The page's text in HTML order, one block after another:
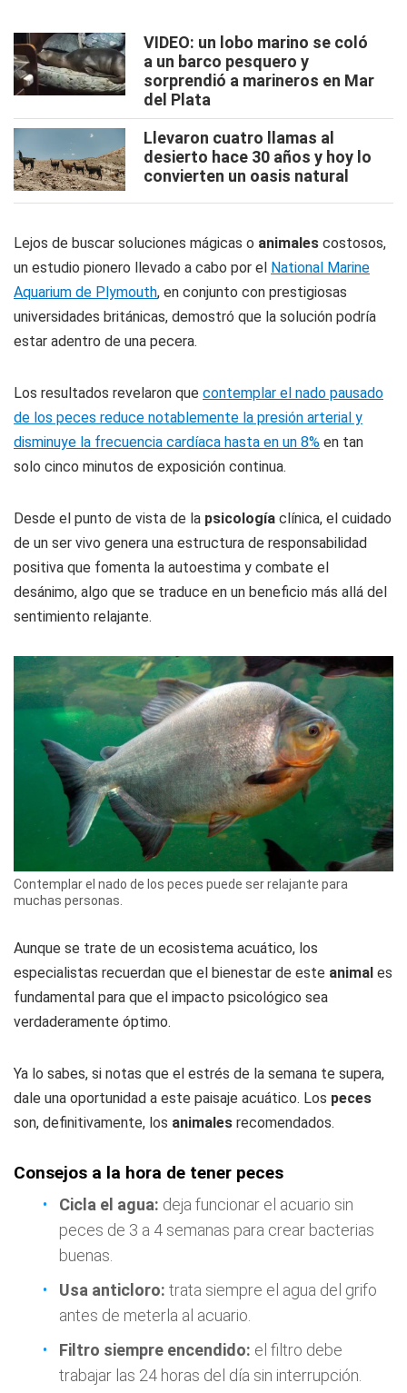
VIDEO: un lobo marino se coló
a un barco pesquero y
sorprendió a marineros en Mar
del Plata
Llevaron cuatro llamas al
desierto hace 30 años y hoy lo
convierten un oasis natural
Lejos de buscar soluciones mágicas o animales costosos,
un estudio pionero llevado a cabo por el National Marine
Aquarium de Plymouth, en conjunto con prestigiosas
universidades británicas, demostró que la solución podría
estar adentro de una pecera.
Los resultados revelaron que contemplar el nado pausado
de los peces reduce notablemente la presión arterial y
disminuye la frecuencia cardíaca hasta en un 8% en tan
solo cinco minutos de exposición continua.
Desde el punto de vista de la psicología clínica, el cuidado
de un ser vivo genera una estructura de responsabilidad
positiva que fomenta la autoestima y combate el
desánimo, algo que se traduce en un beneficio más allá del
sentimiento relajante.
Contemplar el nado de los peces puede ser relajante para
muchas personas.
Aunque se trate de un ecosistema acuático, los
especialistas recuerdan que el bienestar de este animal es
fundamental para que el impacto psicológico sea
verdaderamente óptimo.
Ya lo sabes, si notas que el estrés de la semana te supera,
dale una oportunidad a este paisaje acuático. Los peces
son, definitivamente, los animales recomendados.
Consejos a la hora de tener peces
Cicla el agua: deja funcionar el acuario sin
peces de 3 a 4 semanas para crear bacterias
buenas.
Usa anticloro: trata siempre el agua del grifo
antes de meterla al acuario.
Filtro siempre encendido: el filtro debe
trabajar las 24 horas del día sin interrupción.